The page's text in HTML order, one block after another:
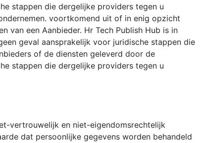
stappen die dergelijke providers tegen u
voortkomend uit of in enig opzicht
van een Aanbieder. Hr Tech Publish Hub is in
geval aansprakelijk voor juridische stappen die
of de diensten geleverd door de
stappen die dergelijke providers tegen u
vertrouwelijk en niet-eigendomsrechtelijk
dat persoonlijke gegevens worden behandeld